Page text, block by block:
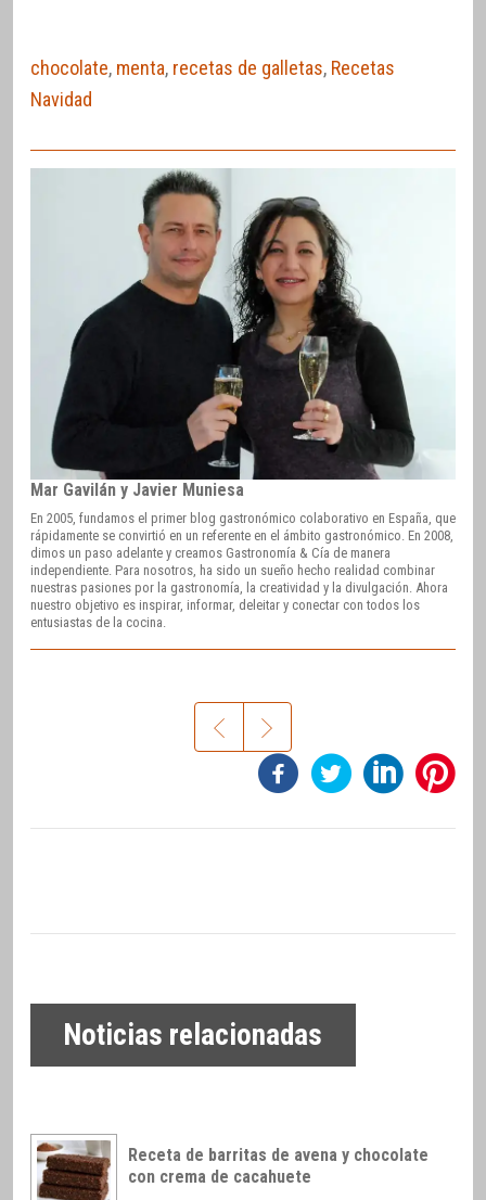
chocolate, menta, recetas de galletas, Recetas
Navidad
Mar Gavilán y Javier Muniesa
En 2005, fundamos el primer blog gastronómico colaborativo en España, que
rápidamente se convirtió en un referente en el ámbito gastronómico. En 2008,
dimos un paso adelante y creamos Gastronomía & Cía de manera
independiente. Para nosotros, ha sido un sueño hecho realidad combinar
nuestras pasiones por la gastronomía, la creatividad y la divulgación. Ahora
nuestro objetivo es inspirar, informar, deleitar y conectar con todos los
entusiastas de la cocina.
Noticias relacionadas
Receta de barritas de avena y chocolate
con crema de cacahuete